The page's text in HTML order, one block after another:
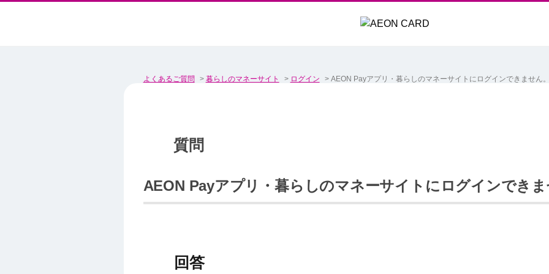
よくあるご質問 > 暮らしのマネーサイト > ログイン > AEON Payアプリ・暮らしのマネーサイトにログインできません。
AEON Payアプリ・暮らしのマネーサイトにログインできま